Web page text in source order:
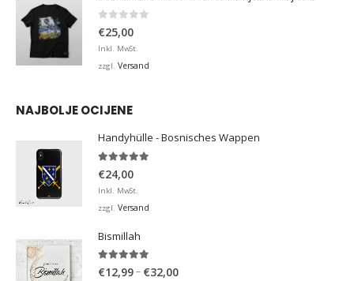
0 von 5
€25,00
Inkl. MwSt.
zzgl. Versand
NAJBOLJE OCIJENE
Handyhülle - Bosnisches Wappen
5.00von 5
€24,00
Inkl. MwSt.
zzgl. Versand
Bismillah
5.00von 5
€12,99– €32,00Preisspanne: